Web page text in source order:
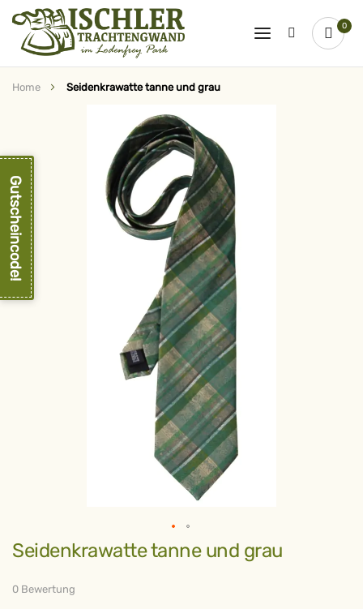
0
Home Seidenkrawatte tanne und grau
springen
Zum
Anfang
springen
Seidenkrawatte tanne und grau
0 Bewertung
Gutscheincode!